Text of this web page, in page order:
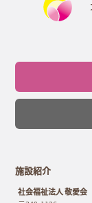
施設紹介
社会福祉法人 敬愛会